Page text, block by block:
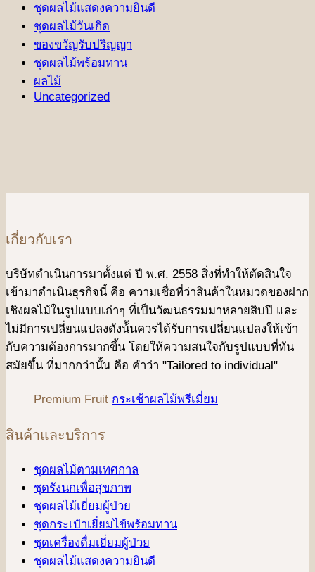
ชุดผลไม้แสดงความยินดี
ชุดผลไม้วันเกิด
ของขวัญรับปริญญา
ชุดผลไม้พร้อมทาน
ผลไม้
Uncategorized
เกี่ยวกับเรา
บริษัทดําเนินการมาตั้งแต่ ปี พ.ศ. 2558 สิ่งที่ทำให้ตัดสินใจ
เข้ามาดําเนินธุรกิจนี้ คือ ความเชื่อที่ว่าสินค้าในหมวดของฝาก
เชิงผลไม้ในรูปแบบเก่าๆ ที่เป็นวัฒนธรรมมาหลายสิบปี และ
ไม่มีการเปลี่ยนแปลงดังน้ันควรได้รับการเปลี่ยนแปลงให้เข้า
กับความต้องการมากขึ้น โดยให้ความสนใจกับรูปแบบที่ทัน
สมัยขึ้น ที่มากกว่านั้น คือ คําว่า "Tailored to individual"
Premium Fruit กระเช้าผลไม้พรีเมี่ยม
สินค้าและบริการ
ชุดผลไม้ตามเทศกาล
ชุดรังนกเพื่อสุขภาพ
ชุดผลไม้เยี่ยมผู้ป่วย
ชุดกระเป๋าเยี่ยมไข้พร้อมทาน
ชุดเครื่องดื่มเยี่ยมผู้ป่วย
ชุดผลไม้แสดงความยินดี